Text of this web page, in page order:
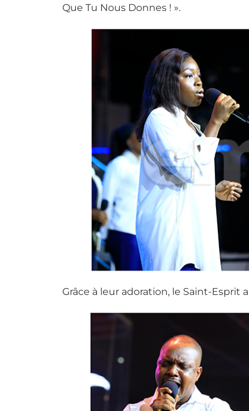
Que Tu Nous Donnes ! ».
Grâce à leur adoration, le Saint-Esprit